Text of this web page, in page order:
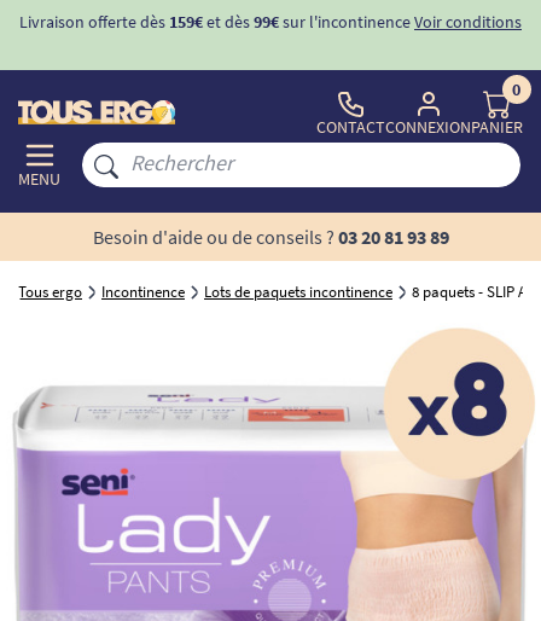
Livraison offerte dès 159€et dès99€sur l'incontinenceVoir conditions
MENU
CONTACTCONNEXION
0
PANIER
Besoin d'aide ou de conseils ? 03 20 81 93 89
Tous ergo Incontinence Lots de paquets incontinence 8 paquets - SLIP